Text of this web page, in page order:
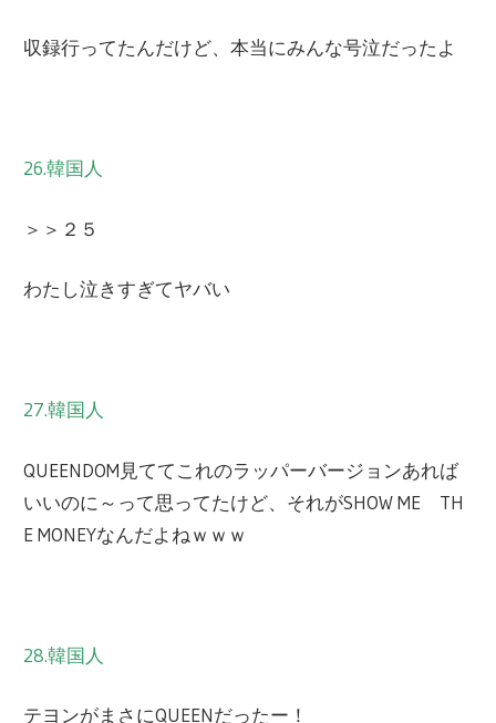
収録行ってたんだけど、本当にみんな号泣だったよ
26.韓国人
＞＞２５
わたし泣きすぎてヤバい
27.韓国人
QUEENDOM見ててこれのラッパーバージョンあれば
いいのに～って思ってたけど、それがSHOW ME TH
E MONEYなんだよねｗｗｗ
28.韓国人
テヨンがまさにQUEENだったー！